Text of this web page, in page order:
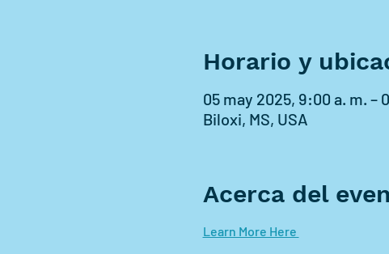
Horario y
05 may 2025, 9:00 a. m. –
Biloxi, MS, USA
Acerca del
Learn More Here